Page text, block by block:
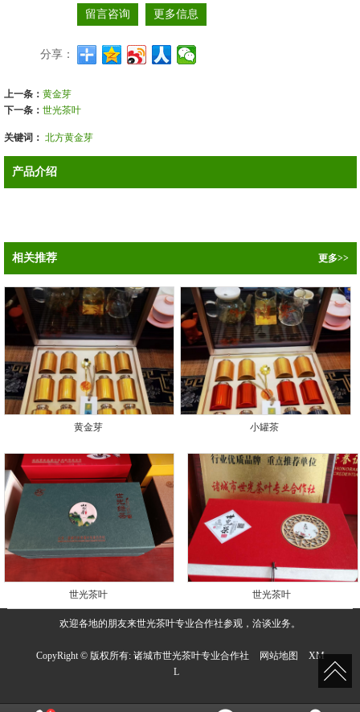
留言咨询 更多信息
分享：
上一条： 黄金芽
下一条： 世光茶叶
关键词： 北方黄金芽
产品介绍
相关推荐 更多>>
黄金芽 小罐茶
世光茶叶 世光茶叶
欢迎各地的朋友来世光茶叶专业合作社参观，洽谈业务。
CopyRight © 版权所有: 诸城市世光茶叶专业合作社 网站地图
XM
L